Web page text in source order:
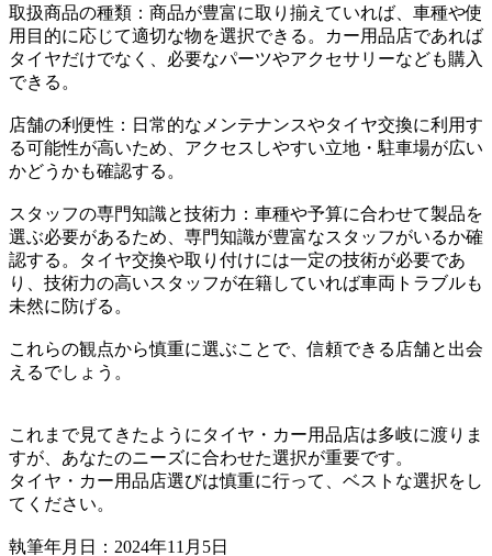
取扱商品の種類：商品が豊富に取り揃えていれば、車種や使
用目的に応じて適切な物を選択できる。カー用品店であれば
タイヤだけでなく、必要なパーツやアクセサリーなども購入
できる。
店舗の利便性：日常的なメンテナンスやタイヤ交換に利用す
る可能性が高いため、アクセスしやすい立地・駐車場が広い
かどうかも確認する。
スタッフの専門知識と技術力：車種や予算に合わせて製品を
選ぶ必要があるため、専門知識が豊富なスタッフがいるか確
認する。タイヤ交換や取り付けには一定の技術が必要であ
り、技術力の高いスタッフが在籍していれば車両トラブルも
未然に防げる。
これらの観点から慎重に選ぶことで、信頼できる店舗と出会
えるでしょう。
これまで見てきたようにタイヤ・カー用品店は多岐に渡りま
すが、あなたのニーズに合わせた選択が重要です。
タイヤ・カー用品店選びは慎重に行って、ベストな選択をし
てください。
執筆年月日：2024年11月5日